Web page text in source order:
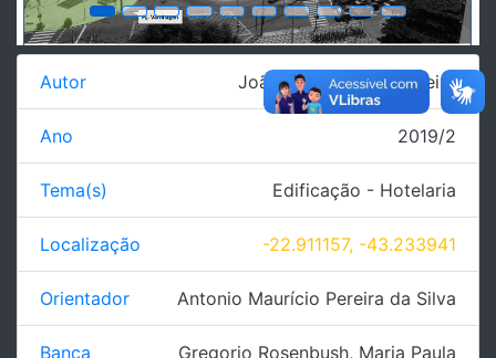
Autor João Paulo Mendes Vieira
Ano 2019/2
Tema(s) Edificação - Hotelaria
Localização -22.911157, -43.233941
Orientador Antonio Maurício Pereira da Silva
Banca Gregorio Rosenbush, Maria Paula